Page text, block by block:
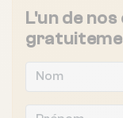
L'un de